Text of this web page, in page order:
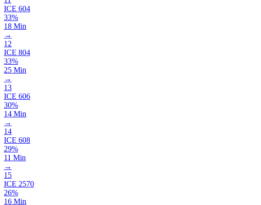
ICE 604
33%
18 Min
→
12
ICE 804
33%
25 Min
→
13
ICE 606
30%
14 Min
→
14
ICE 608
29%
11 Min
→
15
ICE 2570
26%
16 Min